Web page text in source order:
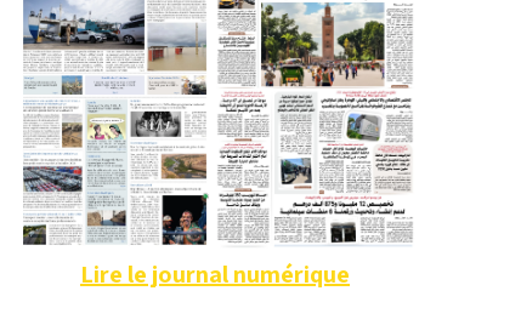
Lire le journal numérique